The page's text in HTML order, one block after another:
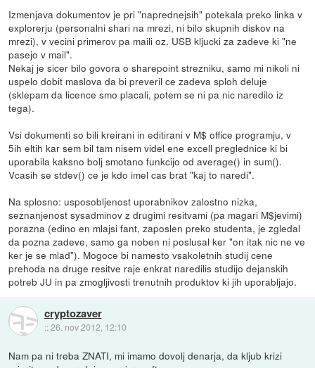
Izmenjava dokumentov je pri "naprednejsih" potekala preko linka v
explorerju (personalni shari na mrezi, ni bilo skupnih diskov na
mrezi), v vecini primerov pa maili oz. USB kljucki za zadeve ki "ne
pasejo v mail".
Nekaj je sicer bilo govora o sharepoint strezniku, samo mi nikoli ni
uspelo dobit maslova da bi preveril ce zadeva sploh deluje
(sklepam da licence smo placali, potem se ni pa nic naredilo iz
tega).
Vsi dokumenti so bili kreirani in editirani v M$ office programju, v
5ih eltih kar sem bil tam nisem videl ene excell preglednice ki bi
uporabila kaksno bolj smotano funkcijo od average() in sum().
Vcasih se stdev() ce je kdo imel cas brat "kaj to naredi".
Na splosno: usposobljenost uporabnikov zalostno nizka,
seznanjenost sysadminov z drugimi resitvami (pa magari M$jevimi)
porazna (edino en mlajsi fant, zaposlen preko studenta, je zgledal
da pozna zadeve, samo ga noben ni poslusal ker "on itak nic ne ve
ker je se mlad"). Mogoce bi namesto vsakoletnih studij cene
prehoda na druge resitve raje enkrat naredilis studijo dejanskih
potreb JU in pa zmogljivosti trenutnih produktov ki jih uporabljajo.
cryptozaver
::26. nov 2012, 12:10
Nam pa ni treba ZNATI, mi imamo dovolj denarja, da kljub krizi